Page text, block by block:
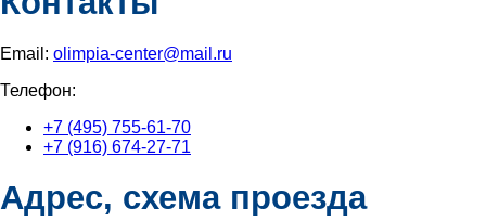
Email: olimpia-center@mail.ru
Телефон:
+7 (495) 755-61-70
+7 (916) 674-27-71
Адрес, схема проезда